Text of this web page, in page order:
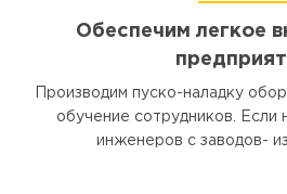
Обеспечим легкое
Производим пуско-наладку
обучение сотрудников. Если
инженеров с заводов-